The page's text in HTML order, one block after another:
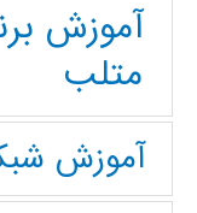
آموزش
متلب
آموزش